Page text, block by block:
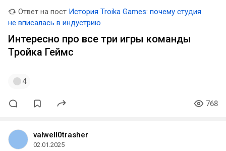
Ответ на пост История Troika Games: почему студия
не вписалась в индустрию
Интересно про все три игры команды
Тройка Геймс
4
768
valwell0trasher
02.01.2025